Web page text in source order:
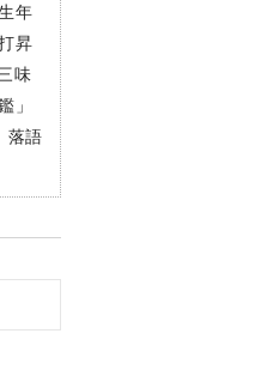
年
昇
味
」
落語